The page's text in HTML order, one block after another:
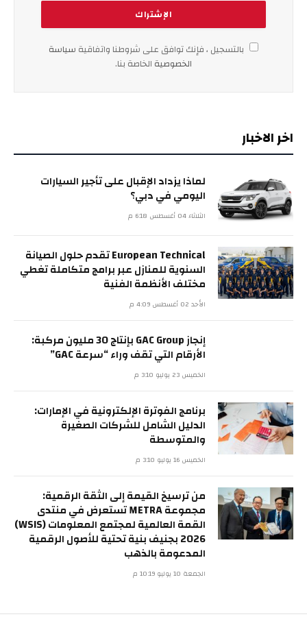
بالتسجيل ، فإنك توافق على شروطنا واتفاقية سياسة
الخصوصية الخاصة بنا.
اخر الاخبار
لماذا يزداد الإقبال على تأجير السيارات
اليومي في دبي؟
الثلاثاء 04 أغسطس 6:18 م
European Technical تقدم حلول الصيانة
السنوية للمنازل عبر برامج متكاملة تغطي
مختلف الأنظمة الفنية
الأحد 02 أغسطس 4:09 م
إنجاز GAC Group بإنتاج 30 مليون مركبة:
الأرقام التي تقف وراء “سرعة GAC”
الخميس 23 يوليو 3:10 م
برنامج الفوترة الإلكترونية في الإمارات:
الدليل الشامل للشركات الصغيرة
والمتوسطة
الخميس 16 يوليو 3:10 م
من ترسيخ القيمة إلى الثقة الرقمية:
مجموعة METRA تستعرض في منتدى
القمة العالمية لمجتمع المعلومات (WSIS)
2026 بجنيف بنية تحتية للأصول الرقمية
المدعومة بالذهب
الجمعة 10 يوليو 10:19 م